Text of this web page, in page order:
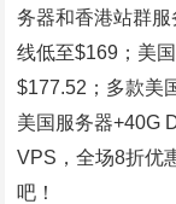
务器和香港站群
线低至$169；美
$177.52；多款美
美国服务器+40G
VPS，全场8折优
吧！